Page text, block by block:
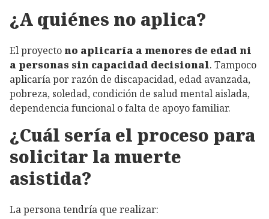
¿A quiénes no aplica?
El proyecto no aplicaría a menores de edad ni
a personas sin capacidad decisional. Tampoco
aplicaría por razón de discapacidad, edad avanzada,
pobreza, soledad, condición de salud mental aislada,
dependencia funcional o falta de apoyo familiar.
¿Cuál sería el proceso para
solicitar la muerte
asistida?
La persona tendría que realizar: